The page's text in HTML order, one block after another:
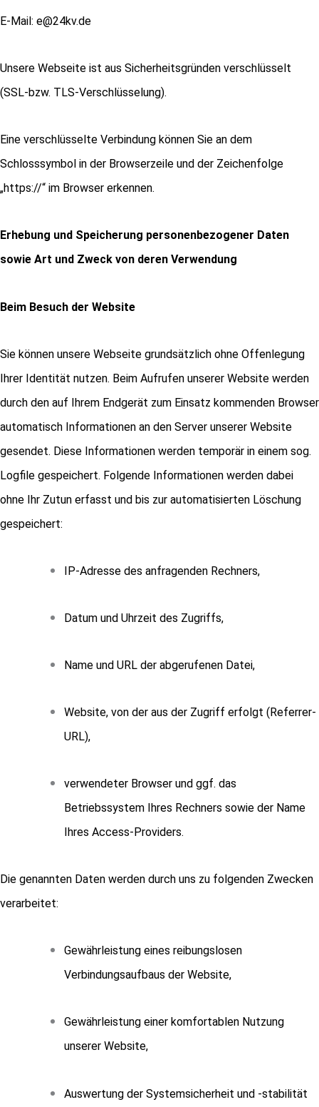
E-Mail: e@24kv.de
Unsere Webseite ist aus Sicherheitsgründen verschlüsselt
(SSL-bzw. TLS-Verschlüsselung).
Eine verschlüsselte Verbindung können Sie an dem
Schlosssymbol in der Browserzeile und der Zeichenfolge
„https://“ im Browser erkennen.
Erhebung und Speicherung personenbezogener Daten
sowie Art und Zweck von deren Verwendung
Beim Besuch der Website
Sie können unsere Webseite grundsätzlich ohne Offenlegung
Ihrer Identität nutzen. Beim Aufrufen unserer Website werden
durch den auf Ihrem Endgerät zum Einsatz kommenden Browser
automatisch Informationen an den Server unserer Website
gesendet. Diese Informationen werden temporär in einem sog.
Logfile gespeichert. Folgende Informationen werden dabei
ohne Ihr Zutun erfasst und bis zur automatisierten Löschung
gespeichert:
IP-Adresse des anfragenden Rechners,
Datum und Uhrzeit des Zugriffs,
Name und URL der abgerufenen Datei,
Website, von der aus der Zugriff erfolgt (Referrer-
URL),
verwendeter Browser und ggf. das
Betriebssystem Ihres Rechners sowie der Name
Ihres Access-Providers.
Die genannten Daten werden durch uns zu folgenden Zwecken
verarbeitet:
Gewährleistung eines reibungslosen
Verbindungsaufbaus der Website,
Gewährleistung einer komfortablen Nutzung
unserer Website,
Auswertung der Systemsicherheit und -stabilität